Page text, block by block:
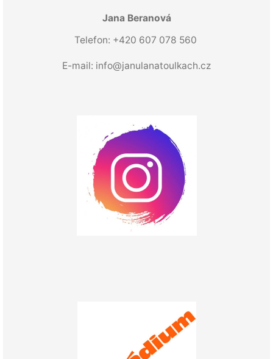
Jana Beranová
Telefon: +420 607 078 560
E-mail: info@janulanatoulkach.cz